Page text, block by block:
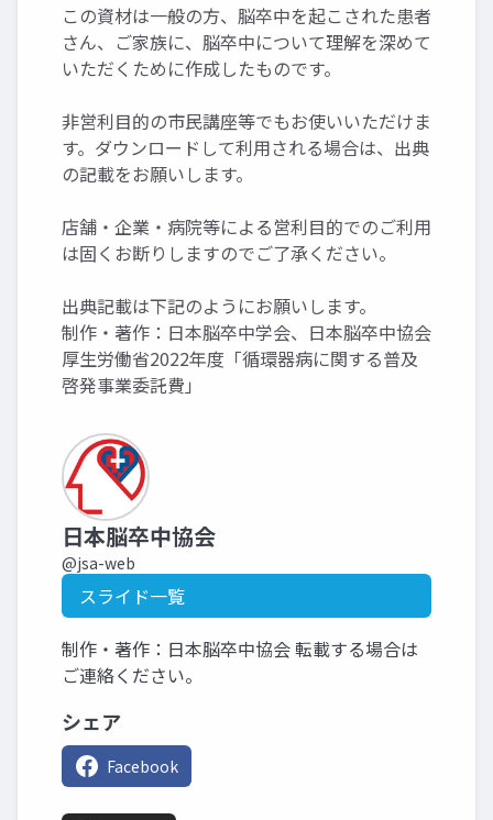
この資材は一般の方、脳卒中を起こされた患者
さん、ご家族に、脳卒中について理解を深めて
いただくために作成したものです。
非営利目的の市民講座等でもお使いいただけま
す。ダウンロードして利用される場合は、出典
の記載をお願いします。
店舗・企業・病院等による営利目的でのご利用
は固くお断りしますのでご了承ください。
出典記載は下記のようにお願いします。
制作・著作：日本脳卒中学会、日本脳卒中協会
厚生労働省2022年度「循環器病に関する普及
啓発事業委託費」
日本脳卒中協会
@jsa-web
スライド一覧
制作・著作：日本脳卒中協会 転載する場合は
ご連絡ください。
シェア
Facebook